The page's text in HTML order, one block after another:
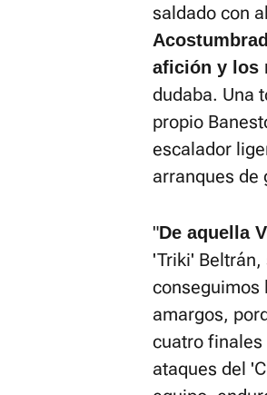
saldado con
afición y los
dudaba. Una
propio
escalador
arranques de
"De aquella
'Triki'
conseguimos
amargos,
cuatro finales
ataques del